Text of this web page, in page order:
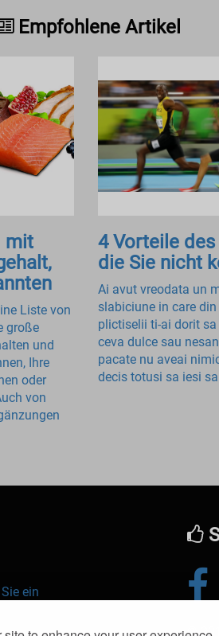
Empfohlene Artikel
mit
Liste von
große
und
Ihre
oder
von
4 Vorteile
die Sie nicht
Ai avut vreodata un
slabiciune in care
plictiselii ti-ai dorit
ceva dulce sau
pacate nu aveai
decis totusi sa iesi
ein
©